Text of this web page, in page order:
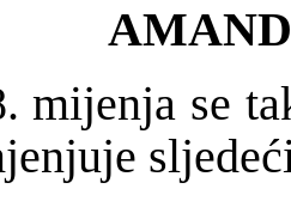
mijenja se